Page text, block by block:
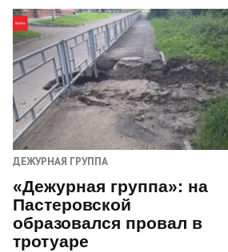
ДЕЖУРНАЯ ГРУППА
«Дежурная группа»: на
Пастеровской
образовался провал в
тротуаре